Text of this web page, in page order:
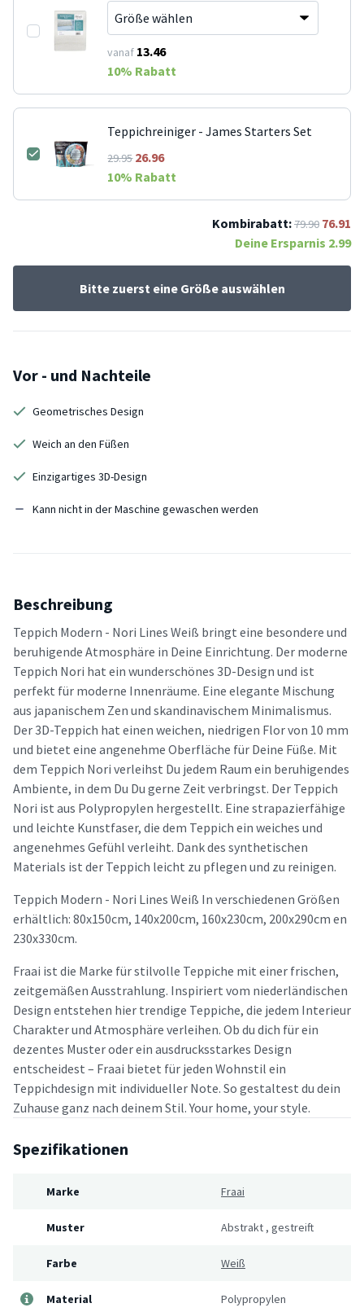
vanaf 13.46
10% Rabatt
Teppichreiniger - James Starters Set
29.9526.96
10% Rabatt
Kombirabatt:79.90 76.91
Deine Ersparnis 2.99
Bitte zuerst eine Größe auswählen
Vor - und Nachteile
Geometrisches Design
Weich an den Füßen
Einzigartiges 3D-Design
Kann nicht in der Maschine gewaschen werden
Beschreibung
Teppich Modern - Nori Lines Weiß bringt eine besondere und
beruhigende Atmosphäre in Deine Einrichtung. Der moderne
Teppich Nori hat ein wunderschönes 3D-Design und ist
perfekt für moderne Innenräume. Eine elegante Mischung
aus japanischem Zen und skandinavischem Minimalismus.
Der 3D-Teppich hat einen weichen, niedrigen Flor von 10 mm
und bietet eine angenehme Oberfläche für Deine Füße. Mit
dem Teppich Nori verleihst Du jedem Raum ein beruhigendes
Ambiente, in dem Du Du gerne Zeit verbringst. Der Teppich
Nori ist aus Polypropylen hergestellt. Eine strapazierfähige
und leichte Kunstfaser, die dem Teppich ein weiches und
angenehmes Gefühl verleiht. Dank des synthetischen
Materials ist der Teppich leicht zu pflegen und zu reinigen.
Teppich Modern - Nori Lines Weiß In verschiedenen Größen
erhältlich: 80x150cm, 140x200cm, 160x230cm, 200x290cm en
230x330cm.
Fraai ist die Marke für stilvolle Teppiche mit einer frischen,
zeitgemäßen Ausstrahlung. Inspiriert vom niederländischen
Design entstehen hier trendige Teppiche, die jedem Interieur
Charakter und Atmosphäre verleihen. Ob du dich für ein
dezentes Muster oder ein ausdrucksstarkes Design
entscheidest – Fraai bietet für jeden Wohnstil ein
Teppichdesign mit individueller Note. So gestaltest du dein
Zuhause ganz nach deinem Stil. Your home, your style.
Spezifikationen
Marke Fraai
Muster Abstrakt , gestreift
Farbe Weiß
Material Polypropylen